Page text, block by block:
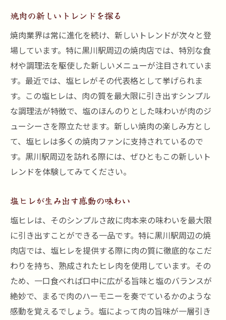
焼肉の新しいトレンドを探る
焼肉業界は常に進化を続け、新しいトレンドが次々と登
場しています。特に黒川駅周辺の焼肉店では、特別な食
材や調理法を駆使した新しいメニューが注目されていま
す。最近では、塩ヒレがその代表格として挙げられま
す。この塩ヒレは、肉の質を最大限に引き出すシンプル
な調理法が特徴で、塩のほんのりとした味わいが肉のジ
ューシーさを際立たせます。新しい焼肉の楽しみ方とし
て、塩ヒレは多くの焼肉ファンに支持されているので
す。黒川駅周辺を訪れる際には、ぜひともこの新しいト
レンドを体験してみてください。
塩ヒレが生み出す感動の味わい
塩ヒレは、そのシンプルさ故に肉本来の味わいを最大限
に引き出すことができる一品です。特に黒川駅周辺の焼
肉店では、塩ヒレを提供する際に肉の質に徹底的なこだ
わりを持ち、熟成されたヒレ肉を使用しています。その
ため、一口食べれば口中に広がる旨味と塩のバランスが
絶妙で、まるで肉のハーモニーを奏でているかのような
感動を覚えるでしょう。塩によって肉の旨味が一層引き